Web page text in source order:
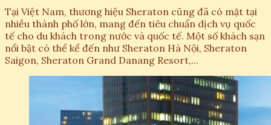
Tại Việt Nam, thương hiệu Sheraton cũng đã có mặt tại
nhiều thành phố lớn, mang đến tiêu chuẩn dịch vụ quốc
tế cho du khách trong nước và quốc tế. Một số khách sạn
nổi bật có thể kể đến như Sheraton Hà Nội, Sheraton
Saigon, Sheraton Grand Danang Resort,...